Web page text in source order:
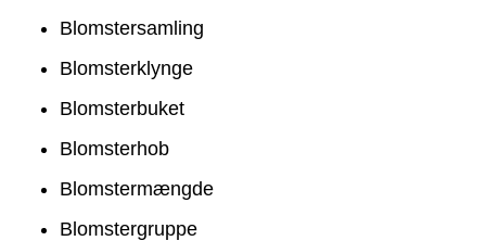
Blomstersamling
Blomsterklynge
Blomsterbuket
Blomsterhob
Blomstermængde
Blomstergruppe